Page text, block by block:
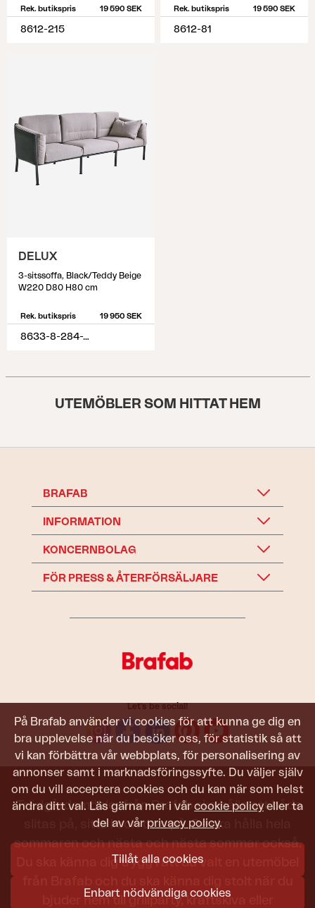
På Brafab använder vi cookies för att kunna ge dig en
bra upplevelse när du besöker oss, för statistik så att
vi kan förbättra vår webbplats, för personalisering av
annonser samt i marknadsföringssyfte. Du väljer själv
om du vill acceptera cookies och du kan när som helst
ändra ditt val. Läs gärna mer i vår cookie policy eller ta
del av vår privacy policy.
Tillåt alla cookies
Enbart nödvändiga cookies
Rek. butikspris 19 590 SEK
8612-215
Rek. butikspris 19 590 SEK
8612-81
DELUX
3-sitssoffa, Black/Teddy Beige
W220 D80 H80 cm
Rek. butikspris 19 950 SEK
8633-8-284-79
UTEMÖBLER SOM HITTAT HEM
BRAFAB
INFORMATION
KONCERNBOLAG
FÖR PRESS & ÅTERFÖRSÄLJARE
Let's be social!
Trädgårdsmöbler från Brafab ska hålla att både
slitas på, sitta i och titta på. De ska hålla hela
sommaren och nästa och nästa sommar också.
Du ska känna dig trygg i att du valt en utemöbel
bjuder hem till grillparty, kräftskiva eller